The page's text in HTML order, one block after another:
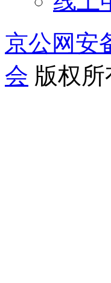
京公网安
会 版权所